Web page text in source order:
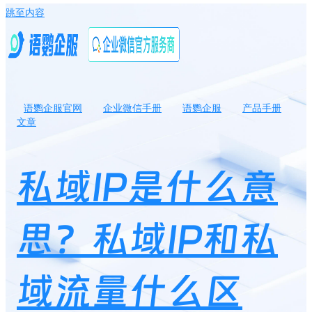
跳至内容
语鹦企服官网 企业微信手册 语鹦企服
产品手册
文章
私域IP是什么意
思？私域IP和私
域流量什么区